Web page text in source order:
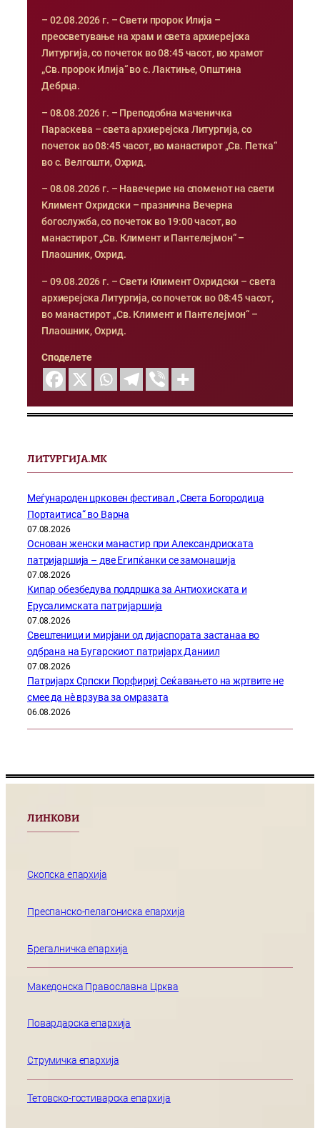
– 02.08.2026 г. – Свети пророк Илија –
преосветување на храм и света архиерејска
Литургија, со почеток во 08:45 часот, во храмот
„Св. пророк Илија“ во с. Лактиње, Општина
Дебрца.
– 08.08.2026 г. – Преподобна маченичка
Параскева – света архиерејска Литургија, со
почеток во 08:45 часот, во манастирот „Св. Петка“
во с. Велгошти, Охрид.
– 08.08.2026 г. – Навечерие на споменот на свети
Климент Охридски – празнична Вечерна
богослужба, со почеток во 19:00 часот, во
манастирот „Св. Климент и Пантелејмон“ –
Плаошник, Охрид.
– 09.08.2026 г. – Свети Климент Охридски – света
архиерејска Литургија, со почеток во 08:45 часот,
во манастирот „Св. Климент и Пантелејмон“ –
Плаошник, Охрид.
Споделете
ЛИТУРГИЈА.МК
Меѓународен црковен фестивал „Света Богородица
Портаитиса“ во Варна
07.08.2026
Основан женски манастир при Александриската
патријаршија – две Египќанки се замонашија
07.08.2026
Кипар обезбедува поддршка за Антиохиската и
Ерусалимската патријаршија
07.08.2026
Свештеници и мирјани од дијаспората застанаа во
одбрана на Бугарскиот патријарх Даниил
07.08.2026
Патријарх Српски Порфириј: Сеќавањето на жртвите не
смее да нѐ врзува за омразата
06.08.2026
ЛИНКОВИ
Скопска епархија
Преспанско-пелагониска епархија
Брегалничка епархија
Македонска Православна Црква
Повардарска епархија
Струмичка епархија
Тетовско-гостиварска епархија